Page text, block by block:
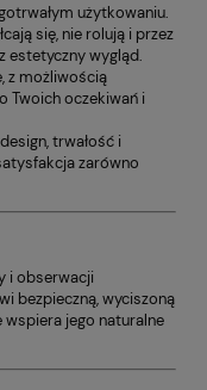
użytkowaniu.
się, nie rolują i przez
estetyczny wygląd.
z możliwością
Twoich oczekiwań i
trwałość i
zarówno
i obserwacji
bezpieczną, wyciszoną
jego naturalne